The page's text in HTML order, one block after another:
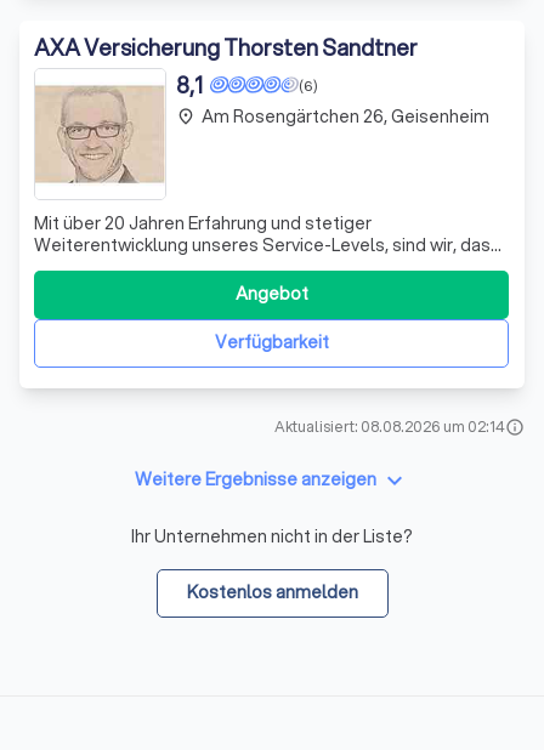
AXA Versicherung Thorsten Sandtner
(6)
8,1
Mit über 20 Jahren Erfahrung und stetiger
Weiterentwicklung unseres Service-Levels, sind wir, das
Team der AXA Hauptvertretung Thorsten Sandtner, Ihr
verlässlicher Partner in Sachen Versicherung. Unser
engagiertes Team aus Vertriebsassistenten und
Außendienstmitarbeitern steht Ihnen mit Kompetenz un
Verfügbarkeit
Angebot
place Am Rosengärtchen 26, Geisenheim
Aktualisiert: 08.08.2026 um 02:14info
Weitere Ergebnisse anzeigen keyboard_arrow_down
Ihr Unternehmen nicht in der Liste?
Kostenlos anmelden